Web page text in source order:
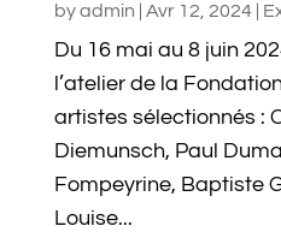
byadmin Avr 12, 2024|
Du 16 mai au 8 juin
l’atelier de la
artistes sélectionnés :
Diemunsch, Paul
Fompeyrine, Baptiste
Louise...